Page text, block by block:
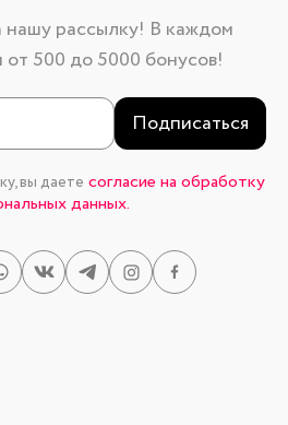
рассылку! В каждом
от 500 до 5000 бонусов!
Подписаться
вы даете согласие на обработку
данных.